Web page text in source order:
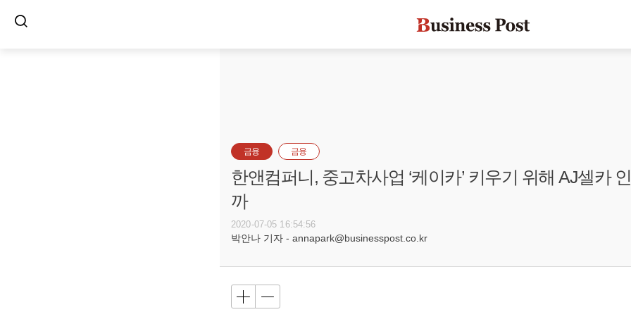
금융 금융
한앤컴퍼니, 중고차사업 ‘케이카’ 키우기 위해 AJ셀카
까
2020-07-05 16:54:56
박안나 기자 - annapark@businesspost.co.kr